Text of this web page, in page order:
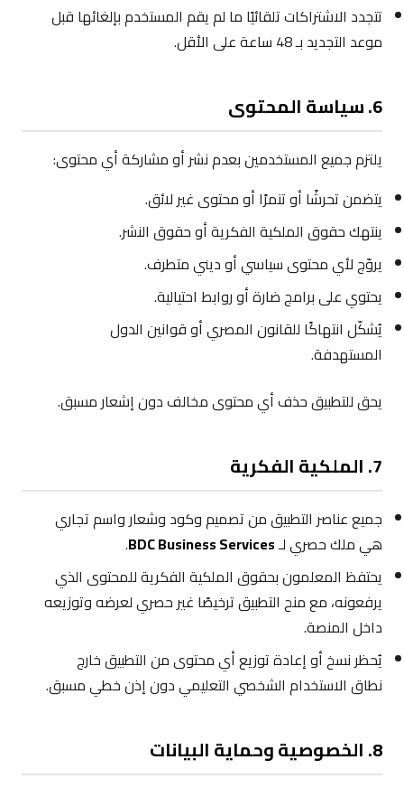
تتجدد الاشتراكات تلقائيًا ما لم يقم المستخدم بإلغائها قبل
موعد التجديد بـ 48 ساعة على الأقل.
6. سياسة المحتوى
يلتزم جميع المستخدمين بعدم نشر أو مشاركة أي محتوى:
يتضمن تحرشًا أو تنمرًا أو محتوى غير لائق.
ينتهك حقوق الملكية الفكرية أو حقوق النشر.
يروّج لأي محتوى سياسي أو ديني متطرف.
يحتوي على برامج ضارة أو روابط احتيالية.
يُشكّل انتهاكًا للقانون المصري أو قوانين الدول
المستهدفة.
يحق للتطبيق حذف أي محتوى مخالف دون إشعار مسبق.
7. الملكية الفكرية
جميع عناصر التطبيق من تصميم وكود وشعار واسم تجاري
هي ملك حصري لـBDC Business Services
.
يحتفظ المعلمون بحقوق الملكية الفكرية للمحتوى الذي
يرفعونه، مع منح التطبيق ترخيصًا غير حصري لعرضه وتوزيعه
داخل المنصة.
يُحظر نسخ أو إعادة توزيع أي محتوى من التطبيق خارج
نطاق الاستخدام الشخصي التعليمي دون إذن خطي مسبق.
8. الخصوصية وحماية البيانات